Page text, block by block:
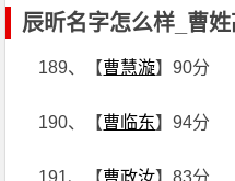
辰昕名字怎么样_曹
189、【曹慧漩】90分
190、【曹临东】94分
191、【曹政汝】83分